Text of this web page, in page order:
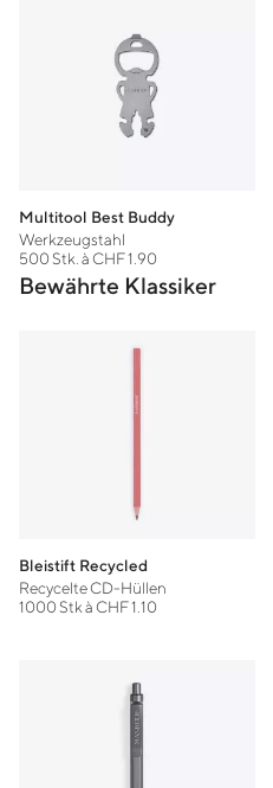
Multitool Best Buddy
Werkzeugstahl
500 Stk. à CHF 1.90
Bewährte Klassiker
Bleistift Recycled
Recycelte CD-Hüllen
1000 Stk à CHF 1.10